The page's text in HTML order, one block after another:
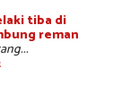
tiba di
reman